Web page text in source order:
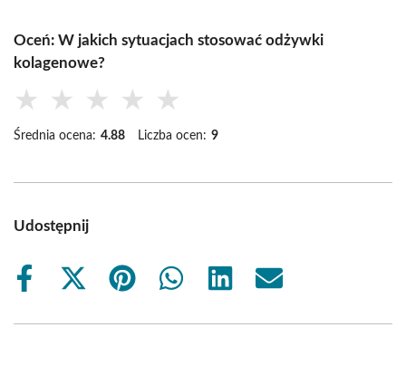
Oceń: W jakich sytuacjach stosować odżywki
kolagenowe?
★ ★ ★ ★ ★
Średnia ocena: 4.88 Liczba ocen: 9
Udostępnij
Share
Share
(Twitter)
Share
Share
Share
Share